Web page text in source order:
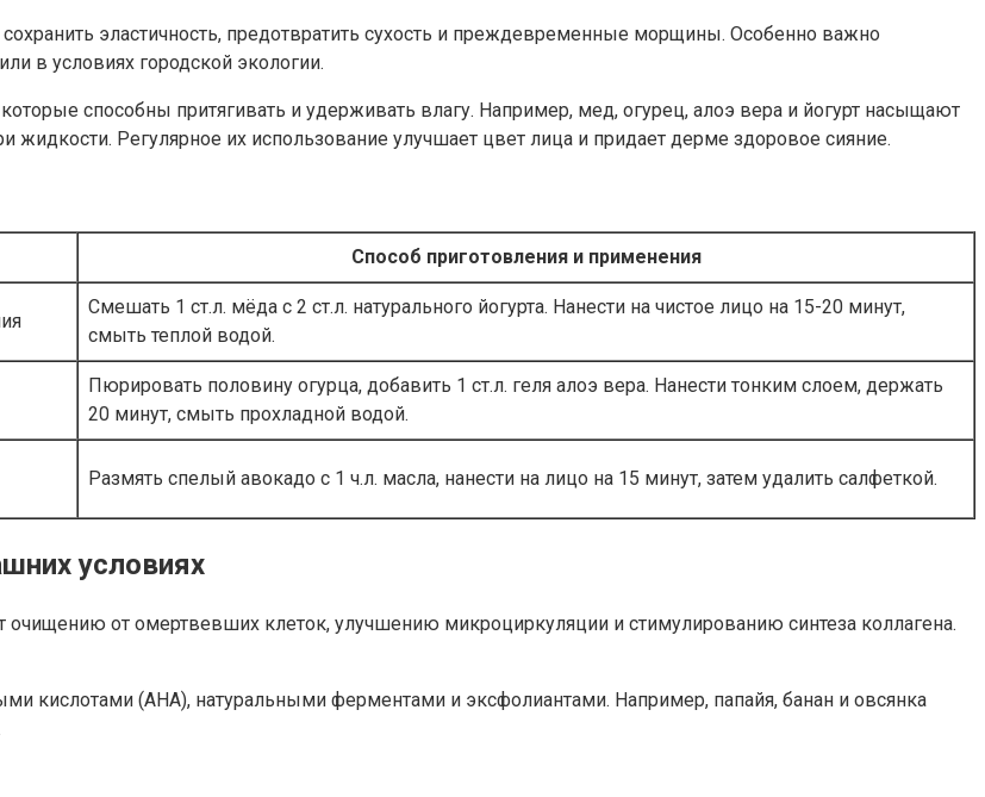
эластичность, предотвратить сухость и преждевременные морщины. Особенно важно
в условиях городской экологии.
способны притягивать и удерживать влагу. Например, мед, огурец, алоэ вера и йогурт насыщают
Регулярное их использование улучшает цвет лица и придает дерме здоровое сияние.
Способ приготовления и применения
Смешать 1 ст.л. мёда с 2 ст.л. натурального йогурта. Нанести на чистое лицо на 15-20 минут,
смыть теплой водой.
Пюрировать половину огурца, добавить 1 ст.л. геля алоэ вера. Нанести тонким слоем, держать
20 минут, смыть прохладной водой.
Размять спелый авокадо с 1 ч.л. масла, нанести на лицо на 15 минут, затем удалить салфеткой.
условиях
от омертвевших клеток, улучшению микроциркуляции и стимулированию синтеза коллагена.
кислотами (AHA), натуральными ферментами и эксфолиантами. Например, папайя, банан и овсянка